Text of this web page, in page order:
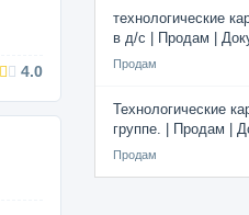
4.0
технологические
в д/с | Продам |
Продам
Технологические
группе. | Продам |
Продам